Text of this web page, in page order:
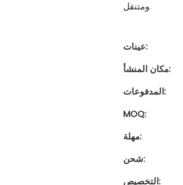
ومتنقل.
عينات:
مكان المنشأ:
المدفوعات:
MOQ:
مهلة:
شحن:
التخصيص: